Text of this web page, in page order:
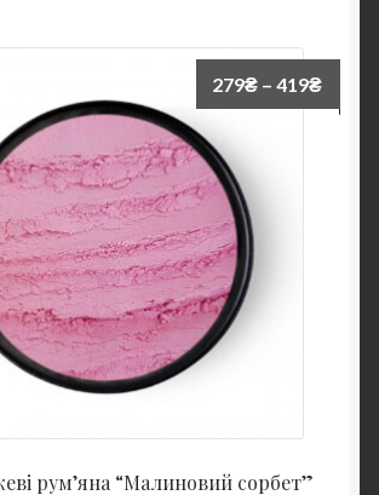
рум’яна “Малиновий сорбет”
279₴ –419₴